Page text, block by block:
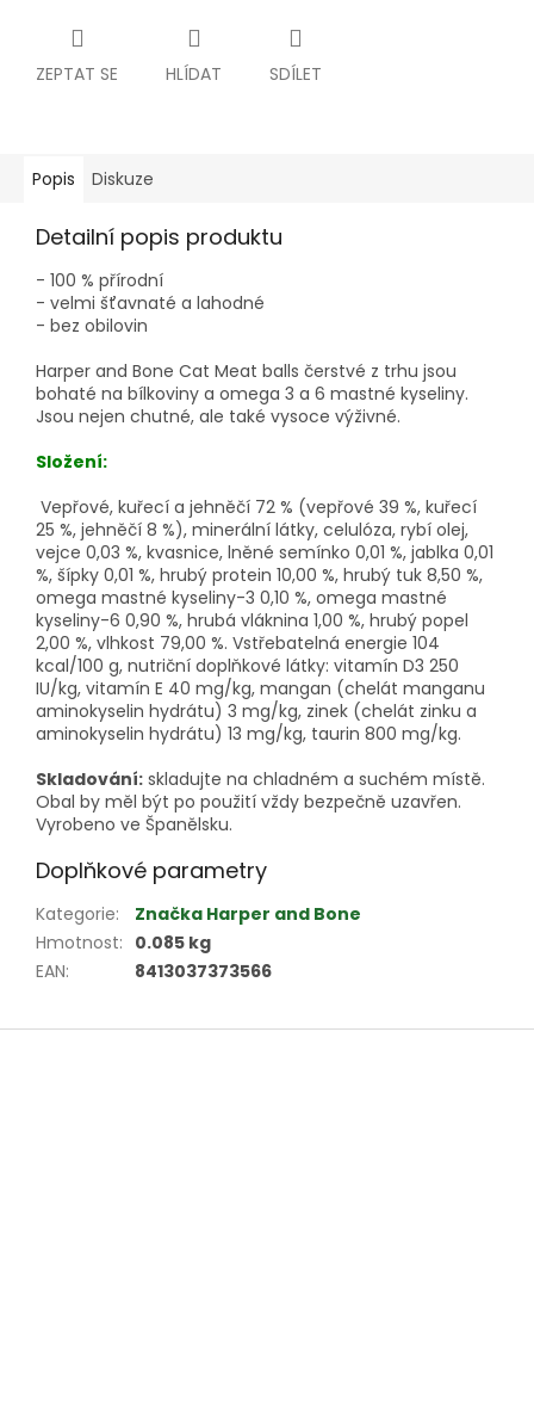
ZEPTAT SE HLÍDAT SDÍLET
Popis Diskuze
Detailní popis produktu
- 100 % přírodní
- velmi šťavnaté a lahodné
- bez obilovin
Harper and Bone Cat Meat balls čerstvé z trhu jsou
bohaté na bílkoviny a omega 3 a 6 mastné kyseliny.
Jsou nejen chutné, ale také vysoce výživné.
Složení:
Vepřové, kuřecí a jehněčí 72 % (vepřové 39 %, kuřecí
25 %, jehněčí 8 %), minerální látky, celulóza, rybí olej,
vejce 0,03 %, kvasnice, lněné semínko 0,01 %, jablka 0,01
%, šípky 0,01 %, hrubý protein 10,00 %, hrubý tuk 8,50 %,
omega mastné kyseliny-3 0,10 %, omega mastné
kyseliny-6 0,90 %, hrubá vláknina 1,00 %, hrubý popel
2,00 %, vlhkost 79,00 %. Vstřebatelná energie 104
kcal/100 g, nutriční doplňkové látky: vitamín D3 250
IU/kg, vitamín E 40 mg/kg, mangan (chelát manganu
aminokyselin hydrátu) 3 mg/kg, zinek (chelát zinku a
aminokyselin hydrátu) 13 mg/kg, taurin 800 mg/kg.
Skladování: skladujte na chladném a suchém místě.
Obal by měl být po použití vždy bezpečně uzavřen.
Vyrobeno ve Španělsku.
Doplňkové parametry
Kategorie:
Značka Harper and Bone
Hmotnost: 0.085 kg
EAN: 8413037373566
Z